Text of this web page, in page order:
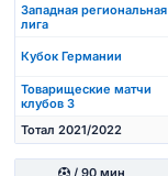
Западная региональная
лига
Кубок Германии
Товарищеские матчи
клубов 3
Тотал 2021/2022